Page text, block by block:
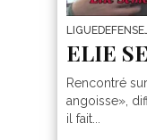
ELIE
Rencontré
angoisse»,
il fait...